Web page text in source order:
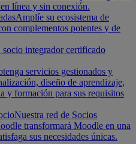
línea y sin conexión.
Amplíe su ecosistema de
complementos potentes y de
socio integrador certificado
servicios gestionados y
diseño de aprendizaje,
y formación para sus requisitos
Nuestra red de Socios
transformará Moodle en una
sus necesidades únicas.